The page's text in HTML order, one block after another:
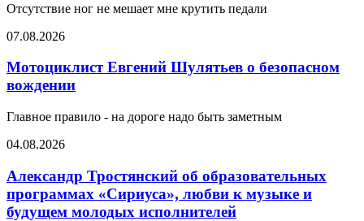
Отсутствие ног не мешает мне крутить педали
07.08.2026
Мотоциклист Евгений Шулятьев о безопасном
вождении
Главное правило - на дороге надо быть заметным
04.08.2026
Александр Тростянский об образовательных
программах «Сириуса», любви к музыке и
будущем молодых исполнителей